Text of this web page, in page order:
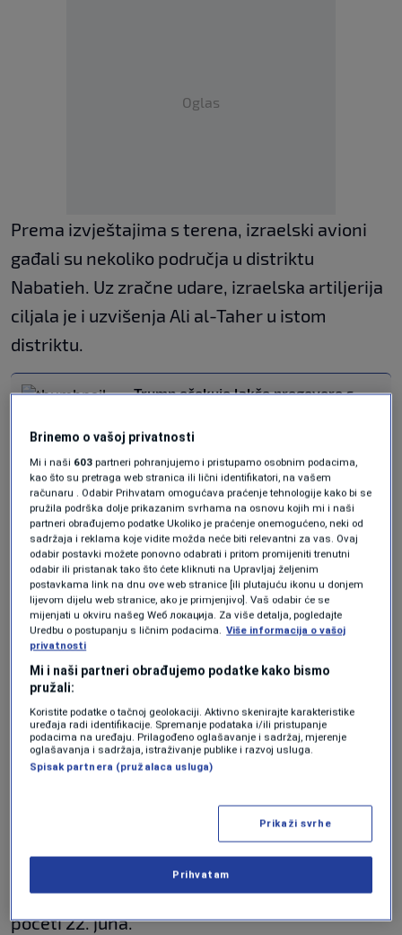
Oglas
Prema izvještajima s terena, izraelski avioni
gađali su nekoliko područja u distriktu
Nabatieh. Uz zračne udare, izraelska artiljerija
ciljala je i uzvišenja Ali al-Taher u istom
distriktu.
Trump očekuje lakše pregovore s
na Liban
SVIJET|prije 3 h
Iran upozorio da Izrael krši dogovor
sa SAD-om, prijavljeni novi napadi u
Libanu
SVIJET |prije 4 h
Nakon napada na Bejrut pada
povjerenje Irana u dogovor sa SAD-
om
SVIJET|14. jun.
Za sada nema izvještaja o žrtvama, niti je
poznat obim materijalne štete.
Bejrut vidi šansu u
dogovoru SAD-a i Irana
Iz ureda libanskog predsjednika Josepha Aouna
saopćeno je da su predsjednik i premijer Nawaf
Salam razgovarali o pripremama za petu
rundu razgovora s Izraelom, koja bi trebala
početi 22. juna.
Brinemo o vašoj privatnosti
Mi i naši 603 partneri pohranjujemo i pristupamo osobnim podacima,
kao što su pretraga web stranica ili lični identifikatori, na vašem
računaru . Odabir Prihvatam omogućava praćenje tehnologije kako bi se
pružila podrška dolje prikazanim svrhama na osnovu kojih mi i naši
partneri obrađujemo podatke Ukoliko je praćenje onemogućeno, neki od
sadržaja i reklama koje vidite možda neće biti relevantni za vas. Ovaj
odabir postavki možete ponovno odabrati i pritom promijeniti trenutni
odabir ili pristanak tako što ćete kliknuti na Upravljaj željenim
postavkama link na dnu ove web stranice [ili plutajuću ikonu u donjem
lijevom dijelu web stranice, ako je primjenjivo]. Vaš odabir će se
mijenjati u okviru našeg Wеб локација. Za više detalja, pogledajte
Uredbu o postupanju s ličnim podacima. Više informacija o vašoj
privatnosti
Mi i naši partneri obrađujemo podatke kako bismo
pružali:
Koristite podatke o tačnoj geolokaciji. Aktivno skenirajte karakteristike
uređaja radi identifikacije. Spremanje podataka i/ili pristupanje
podacima na uređaju. Prilagođeno oglašavanje i sadržaj, mjerenje
oglašavanja i sadržaja, istraživanje publike i razvoj usluga.
Spisak partnera (pružalaca usluga)
Prikaži svrhe
Prihvatam